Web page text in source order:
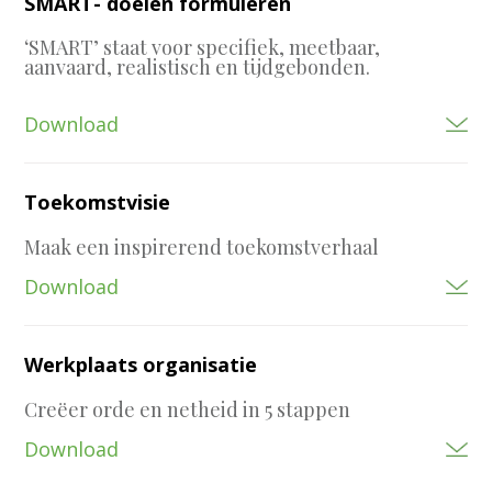
‘SMART’ staat voor specifiek, meetbaar,
aanvaard, realistisch en tijdgebonden.
Download
Toekomstvisie
Maak een inspirerend toekomstverhaal
Download
Werkplaats organisatie
Creëer orde en netheid in 5 stappen
Download